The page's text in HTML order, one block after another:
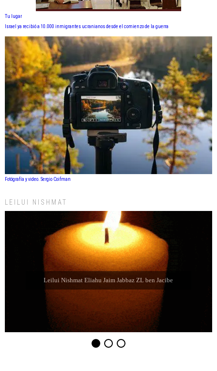
Tu lugar
Israel ya recibió a 10.000 inmigrantes ucranianos desde el comienzo de la guerra
Fotógrafía y video. Sergio Coifman
LEILUI NISHMAT
Leilui Nishmat Sara bat Farida Chabube ZL